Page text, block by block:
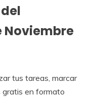
Noviembre
tus tareas, marcar
en formato